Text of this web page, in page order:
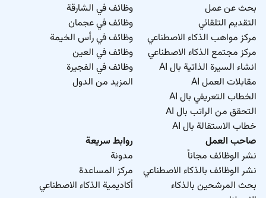
بحث عن عمل
التقديم التلقائي
مركز مواهب الذكاء الاصطناعي
مركز مجتمع الذكاء الاصطناعي
انشاء السيرة الذاتية بال AI
مقابلات العمل AI
الخطاب التعريفي بال AI
التحقق من الراتب بال AI
خطاب الاستقالة بال AI
وظائف في الشارقة
وظائف في عجمان
وظائف في رأس الخيمة
وظائف في العين
وظائف في الفجيرة
المزيد من الدول
صاحب العمل
نشر الوظائف مجاناً
نشر الوظائف بالذكاء الاصطناعي
بحث المرشحين بالذكاء
روابط سريعة
مدونة
مركز المساعدة
أكاديمية الذكاء الاصطناعي